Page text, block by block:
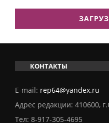
КОНТАКТЫ
E-mail: rep64@yandex.ru
Адрес редакции: 410600,
Тел: 8-917-305-4695